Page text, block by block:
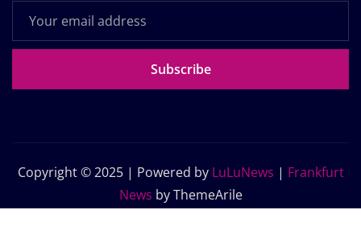
Subscribe
Copyright © 2025 | Powered by LuLuNews | Frankfurt
News by ThemeArile